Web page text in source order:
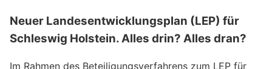
Neuer Landesentwicklungsplan (LEP) für
Schleswig Holstein. Alles drin? Alles dran?
Im Rahmen des Beteiligungsverfahrens zum LEP für